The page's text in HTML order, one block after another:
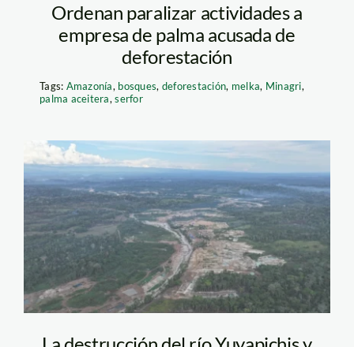
Ordenan paralizar actividades a
empresa de palma acusada de
deforestación
Tags: Amazonía, bosques, deforestación, melka, Minagri,
palma aceitera,serfor
mineria panguana-acp
panguana4